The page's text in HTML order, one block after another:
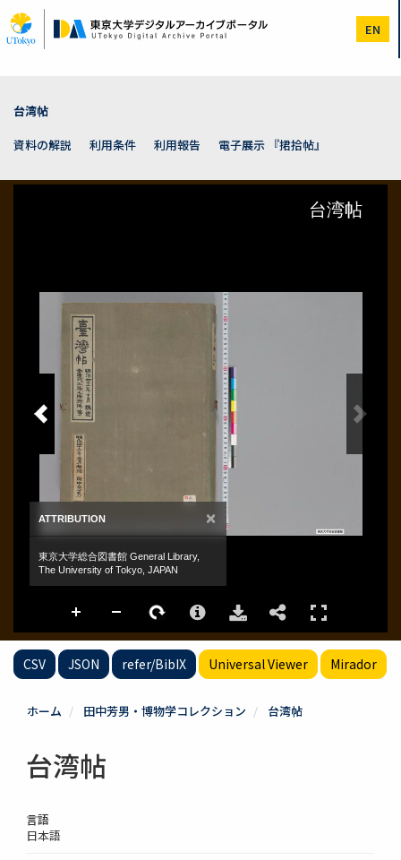
イ
ン
EN
台湾帖
資料の解説
利用条件 利用報告 電子展示 『捃拾帖』
CSV JSON refer/BibIX Universal Viewer Mirador
ホーム 田中芳男・博物学コレクション 台湾帖
台湾帖
言語
日本語